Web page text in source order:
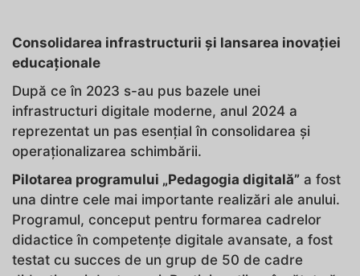
Consolidarea infrastructurii și lansarea inovației
educaționale
După ce în 2023 s-au pus bazele unei
infrastructuri digitale moderne, anul 2024 a
reprezentat un pas esențial în consolidarea și
operaționalizarea schimbării.
Pilotarea programului „Pedagogia digitală” a fost
una dintre cele mai importante realizări ale anului.
Programul, conceput pentru formarea cadrelor
didactice în competențe digitale avansate, a fost
testat cu succes de un grup de 50 de cadre